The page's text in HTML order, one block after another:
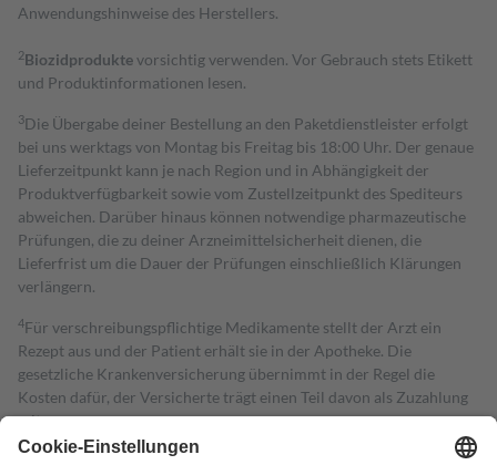
Anwendungshinweise des Herstellers.
2Biozidproduktevorsichtig verwenden. Vor Gebrauch stets Etikett
und Produktinformationen lesen.
3Die Übergabe deiner Bestellung an den Paketdienstleister erfolgt
bei uns werktags von Montag bis Freitag bis 18:00 Uhr. Der genaue
Lieferzeitpunkt kann je nach Region und in Abhängigkeit der
Produktverfügbarkeit sowie vom Zustellzeitpunkt des Spediteurs
abweichen. Darüber hinaus können notwendige pharmazeutische
Prüfungen, die zu deiner Arzneimittelsicherheit dienen, die
Lieferfrist um die Dauer der Prüfungen einschließlich Klärungen
verlängern.
4Für verschreibungspflichtige Medikamente stellt der Arzt ein
Rezept aus und der Patient erhält sie in der Apotheke. Die
gesetzliche Krankenversicherung übernimmt in der Regel die
Kosten dafür, der Versicherte trägt einen Teil davon als Zuzahlung
mit.
Grundsätzlich leisten Mitglieder Zuzahlungen in Höhe von zehn